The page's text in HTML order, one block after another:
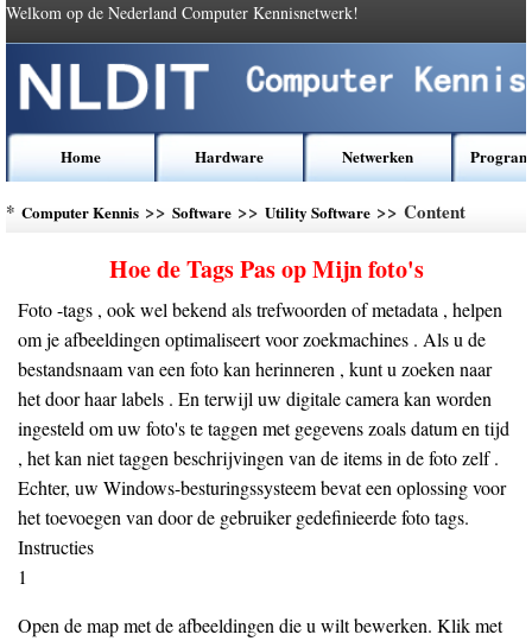
Welkom op de Nederland Computer Kennisnetwerk!
Home Hardware Netwerken
* Computer Kennis >> Software >> Utility Software >> Content
Hoe de Tags Pas op Mijn foto's
Foto -tags , ook wel bekend als trefwoorden of metadata , helpen
om je afbeeldingen optimaliseert voor zoekmachines . Als u de
bestandsnaam van een foto kan herinneren , kunt u zoeken naar
het door haar labels . En terwijl uw digitale camera kan worden
ingesteld om uw foto's te taggen met gegevens zoals datum en tijd
, het kan niet taggen beschrijvingen van de items in de foto zelf .
Echter, uw Windows-besturingssysteem bevat een oplossing voor
het toevoegen van door de gebruiker gedefinieerde foto tags.
Instructies
1
Open de map met de afbeeldingen die u wilt bewerken. Klik met